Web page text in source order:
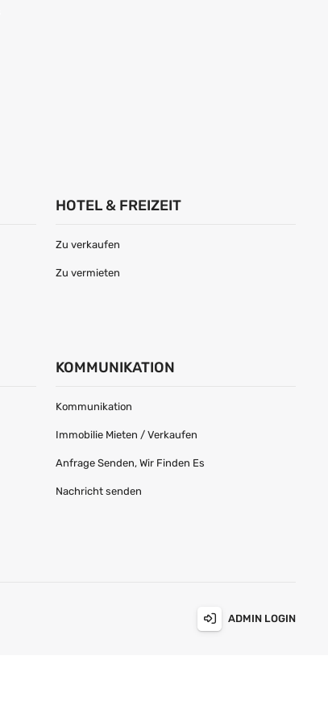
HOTEL & FREIZEIT
Zu verkaufen
Zu vermieten
KOMMUNIKATION
Kommunikation
Immobilie Mieten / Verkaufen
Anfrage Senden, Wir Finden Es
Nachricht senden
ADMIN LOGIN